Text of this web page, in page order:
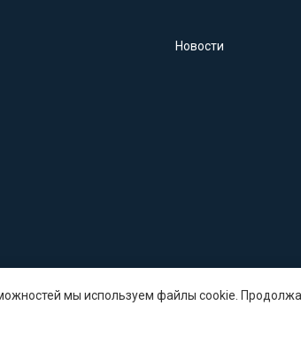
Новости
мы используем файлы cookie.